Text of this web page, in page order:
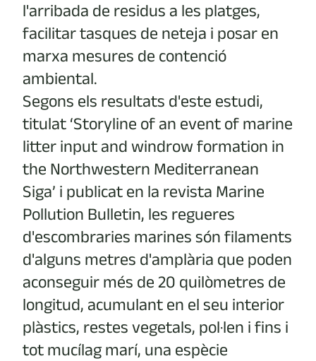
l'arribada de residus a les platges,
facilitar tasques de neteja i posar en
marxa mesures de contenció
ambiental.
Segons els resultats d'este estudi,
titulat ‘Storyline of an event of marine
litter input and windrow formation in
the Northwestern Mediterranean
Siga’ i publicat en la revista Marine
Pollution Bulletin, les regueres
d'escombraries marines són filaments
d'alguns metres d'amplària que poden
aconseguir més de 20 quilòmetres de
longitud, acumulant en el seu interior
plàstics, restes vegetals, pol·len i fins i
tot mucílag marí, una espècie